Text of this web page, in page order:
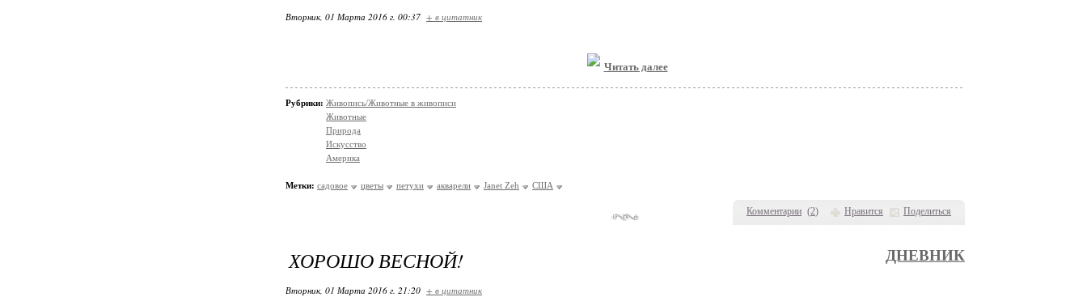
Комментарии (2) Нравится Поделиться
Вторник, 01 Марта 2016 г. 00:37 + в цитатник
Читать далее
Рубрики: Живопись/Животные в живописи
Животные
Природа
Искусство
Америка
Метки: садовое цветы петухи акварели Janet Zeh США
ХОРОШО ВЕСНОЙ! ДНЕВНИК
Вторник, 01 Марта 2016 г. 21:20 + в цитатник